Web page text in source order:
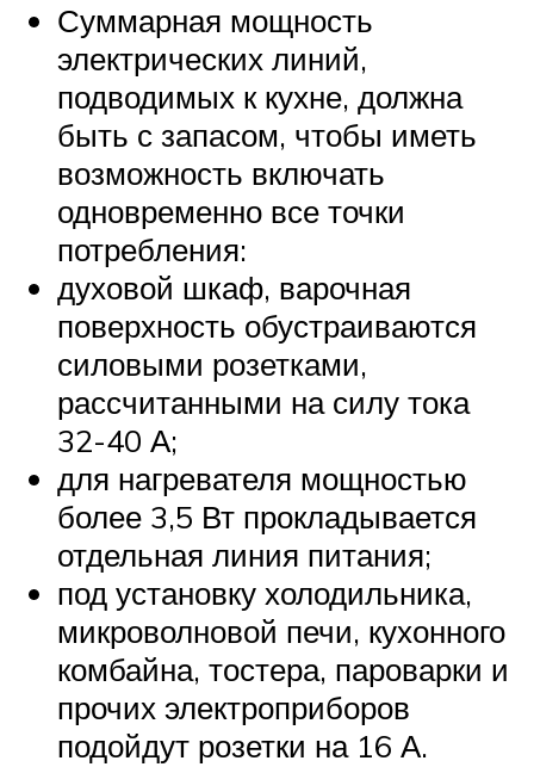
Суммарная мощность
электрических линий,
подводимых к кухне, должна
быть с запасом, чтобы иметь
возможность включать
одновременно все точки
потребления:
духовой шкаф, варочная
поверхность обустраиваются
силовыми розетками,
рассчитанными на силу тока
32-40 А;
для нагревателя мощностью
более 3,5 Вт прокладывается
отдельная линия питания;
под установку холодильника,
микроволновой печи, кухонного
комбайна, тостера, пароварки и
прочих электроприборов
подойдут розетки на 16 А.